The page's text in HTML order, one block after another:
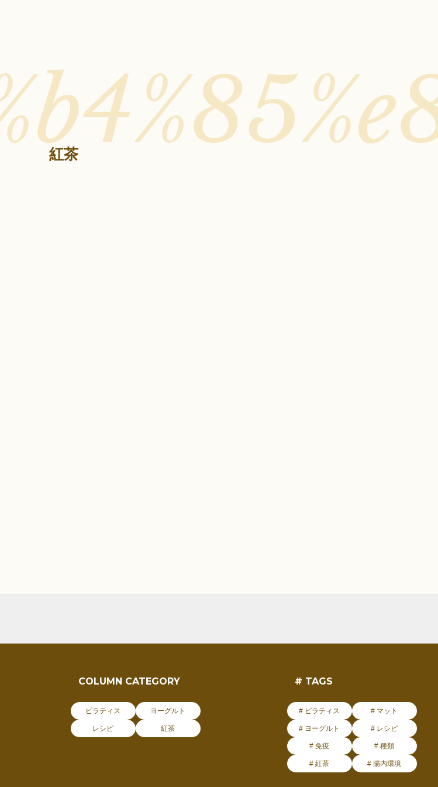
紅茶
COLUMN CATEGORY
ピラティス ヨーグルト
レシピ 紅茶
# TAGS
# ピラティス # マット
# ヨーグルト # レシピ
# 免疫 # 種類
# 紅茶 # 腸内環境